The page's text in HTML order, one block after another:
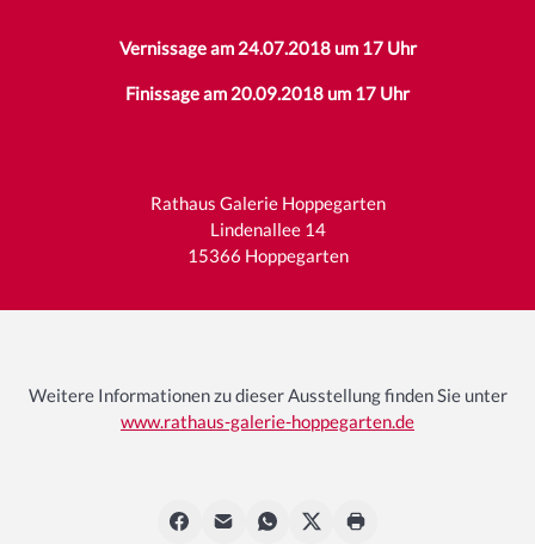
Vernissage am 24.07.2018 um 17 Uhr
Finissage am 20.09.2018 um 17 Uhr
Rathaus Galerie Hoppegarten
Lindenallee 14
15366 Hoppegarten
Weitere Informationen zu dieser Ausstellung finden Sie unter
www.rathaus-galerie-hoppegarten.de